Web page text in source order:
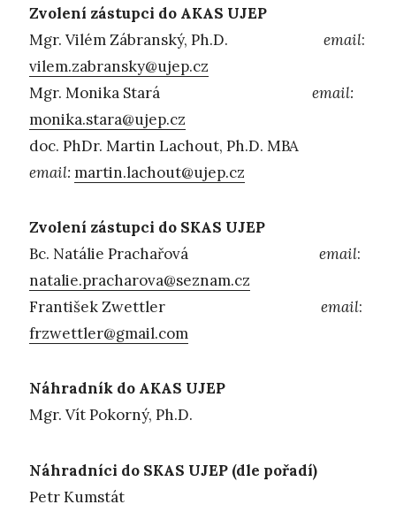
Zvolení zástupci do AKAS UJEP
Mgr. Vilém Zábranský, Ph.D. email:
vilem.zabransky@ujep.cz
Mgr. Monika Stará email:
monika.stara@ujep.cz
doc. PhDr. Martin Lachout, Ph.D. MBA
email: martin.lachout@ujep.cz
Zvolení zástupci do SKAS UJEP
Bc. Natálie Prachařová email:
natalie.pracharova@seznam.cz
František Zwettler
email:
frzwettler@gmail.com
Náhradník do AKAS UJEP
Mgr. Vít Pokorný, Ph.D.
Náhradníci do SKAS UJEP (dle pořadí)
Petr Kumstát